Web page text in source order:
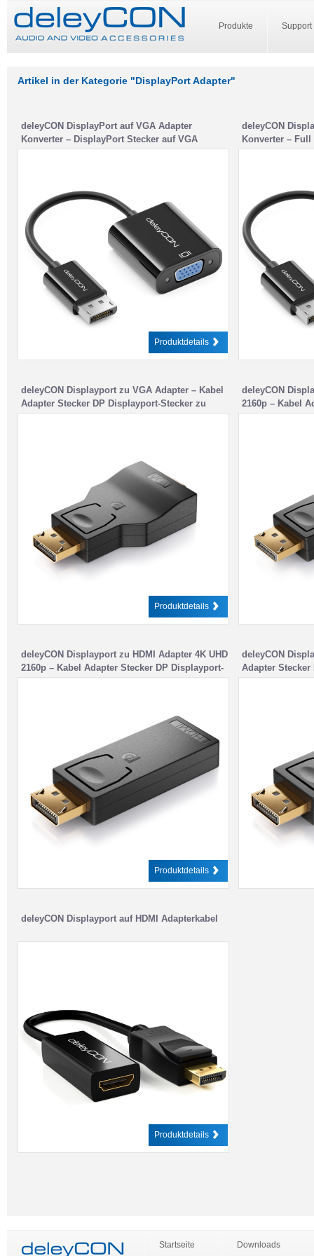
Produkte Support
Artikel in der Kategorie "DisplayPort Adapter"
deleyCON DisplayPort auf VGA Adapter
Konverter – DisplayPort Stecker auf VGA
Buchse – für PC Computer Notebook Monitor
Produktdetails
deleyCON
Konverter – Full
HDCP EDID –
deleyCON Displayport zu VGA Adapter – Kabel
Adapter Stecker DP Displayport-Stecker zu
VGA-Buchse
Produktdetails
deleyCON
2160p – Kabel
Stecker zu DVI-
deleyCON Displayport zu HDMI Adapter 4K UHD
2160p – Kabel Adapter Stecker DP Displayport-
Stecker zu HDMI-Buchse
Produktdetails
deleyCON
Adapter
HDMI-Buchse
deleyCON Displayport auf HDMI Adapterkabel
Produktdetails
Startseite Downloads